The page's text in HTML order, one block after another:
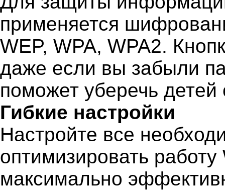
применяется
WEP, WPA, WPA2.
даже если вы забыли
поможет уберечь детей
Гибкие настройки
Настройте все
оптимизировать
максимально